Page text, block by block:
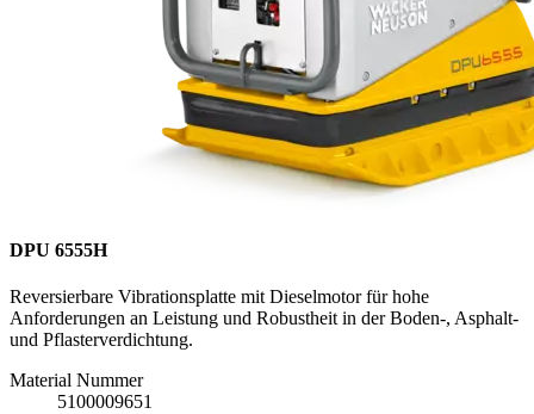
DPU 6555H
Reversierbare Vibrationsplatte mit Dieselmotor für hohe
Anforderungen an Leistung und Robustheit in der Boden-, Asphalt-
und Pflasterverdichtung.
Material Nummer
5100009651